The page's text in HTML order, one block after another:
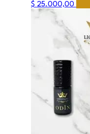
$ 25.000,00